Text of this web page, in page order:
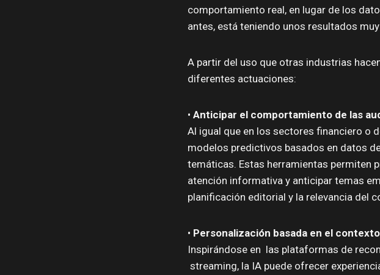
comportamiento real, en lugar de los
antes, está teniendo unos resultados
A partir del uso que otras industrias
diferentes actuaciones:
• Anticipar el comportamiento de las
Al igual que en los sectores financiero o
modelos predictivos basados en datos
temáticas. Estas herramientas permiten
atención informativa y anticipar temas
planificación editorial y la relevancia del
• Personalización basada en el
Inspirándose en las plataformas de
streaming, la IA puede ofrecer